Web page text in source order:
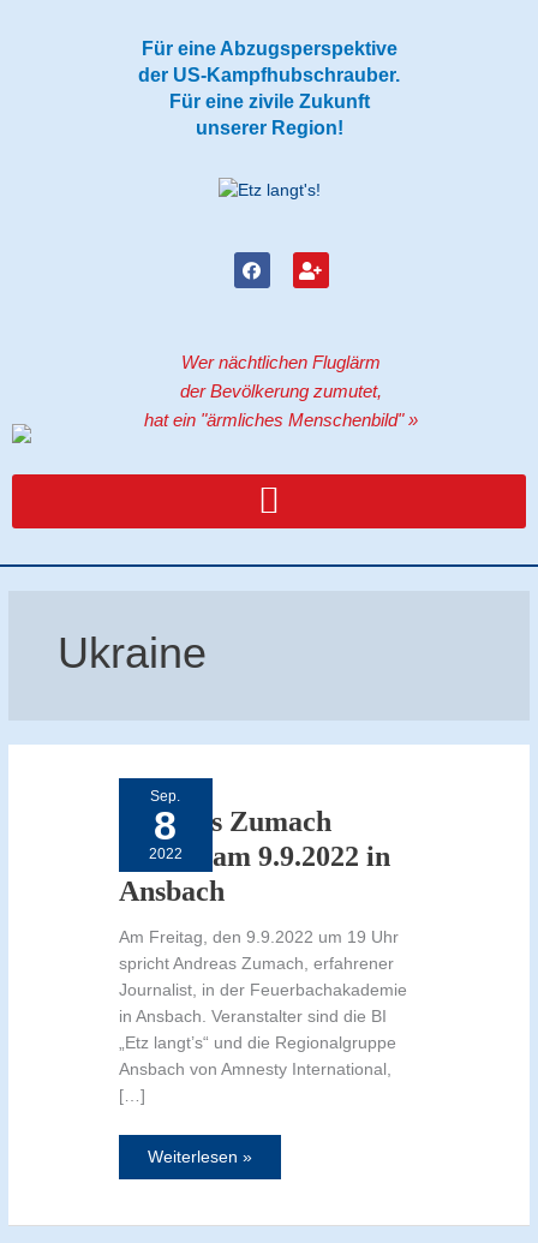
Für eine Abzugsperspektive
der US-Kampfhubschrauber.
Für eine zivile Zukunft
unserer Region!
F
a
o
k
U
s
u
s
Wer nächtlichen Fluglärm
der Bevölkerung zumutet,
hat ein "ärmliches Menschenbild" »
Ukraine
Sep.
8
2022
Andreas Zumach
spricht am 9.9.2022 in
Ansbach
Am Freitag, den 9.9.2022 um 19 Uhr
spricht Andreas Zumach, erfahrener
Journalist, in der Feuerbachakademie
in Ansbach. Veranstalter sind die BI
„Etz langt’s“ und die Regionalgruppe
Ansbach von Amnesty International,
[…]
spricht
am
9.9.2022
in
Ansbach
Weiterlesen »